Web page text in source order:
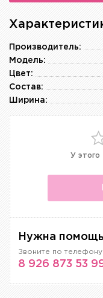
Производитель:
Модель:
Цвет:
Состав:
Ширина:
У этого
Нужна
Звоните по телефону:
8 926 873 53